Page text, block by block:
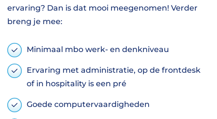
ervaring? Dan is dat mooi meegenomen! Verder
breng je mee:
Minimaal mbo werk- en denkniveau
Ervaring met administratie, op de frontdesk
of in hospitality is een pré
Goede computervaardigheden